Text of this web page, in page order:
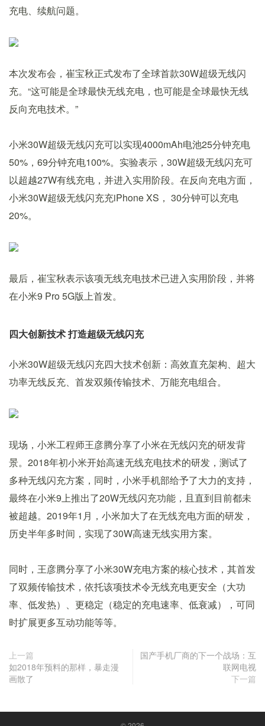
充电、续航问题。
本次发布会，崔宝秋正式发布了全球首款30W超级无线闪
充。“这可能是全球最快无线充电，也可能是全球最快无线
反向充电技术。”
小米30W超级无线闪充可以实现4000mAh电池25分钟充电
50%，69分钟充电100%。实验表示，30W超级无线闪充可
以超越27W有线充电，并进入实用阶段。在反向充电方面，
小米30W超级无线闪充充iPhone XS， 30分钟可以充电
20%。
最后，崔宝秋表示该项无线充电技术已进入实用阶段，并将
在小米9 Pro 5G版上首发。
四大创新技术 打造超级无线闪充
小米30W超级无线闪充四大技术创新：高效直充架构、超大
功率无线反充、首发双频传输技术、万能充电组合。
现场，小米工程师王彦腾分享了小米在无线闪充的研发背
景。2018年初小米开始高速无线充电技术的研发，测试了
多种无线闪充方案，同时，小米手机部给予了大力的支持，
最终在小米9上推出了20W无线闪充功能，且直到目前都未
被超越。2019年1月，小米加大了在无线充电方面的研发，
历史半年多时间，实现了30W高速无线实用方案。
同时，王彦腾分享了小米30W充电方案的核心技术，其首发
了双频传输技术，依托该项技术令无线充电更安全（大功
率、低发热）、更稳定（稳定的充电速率、低衰减），可同
时扩展更多互动功能等等。
上一篇
如2018年预料的那样，暴走漫
画散了
国产手机厂商的下一个战场：互
联网电视
下一篇